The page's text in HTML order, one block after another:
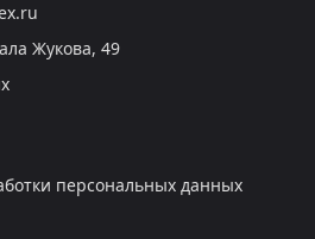
Жукова, 49
персональных данных